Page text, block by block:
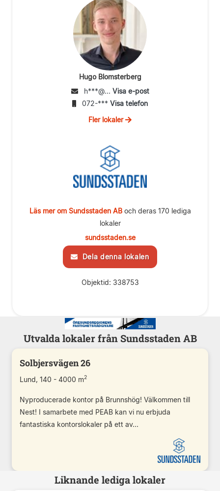
Hugo Blomsterberg
h***@... Visa e-post
072-*** Visa telefon
Fler lokaler
Läs mer om Sundsstaden ABoch deras 170 lediga
lokaler
sundsstaden.se
Dela denna lokalen
Objektid: 338753
Utvalda lokaler från Sundsstaden AB
Solbjersvägen 26
Lund, 140 - 4000 m2
Nyproducerade kontor på Brunnshög! Välkommen till
Nest! I samarbete med PEAB kan vi nu erbjuda
fantastiska kontorslokaler på ett av...
Liknande lediga lokaler